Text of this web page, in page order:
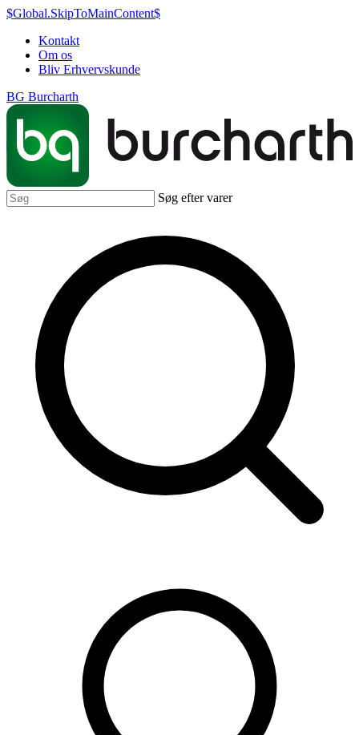
$Global.SkipToMainContent$
Kontakt
Om os
Bliv Erhvervskunde
BG Burcharth
Søg efter varer